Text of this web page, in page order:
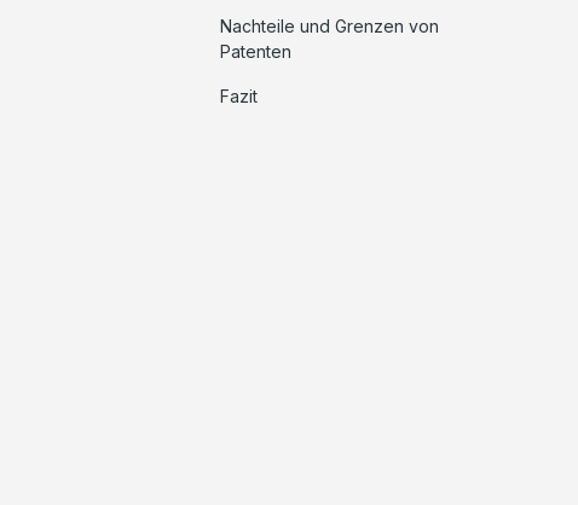
Nachteile und Grenzen von
Patenten
Fazit